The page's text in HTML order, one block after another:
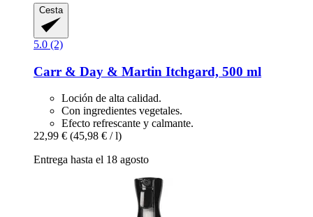
Cesta
5.0 (2)
Carr & Day & Martin Itchgard, 500 ml
Loción de alta calidad.
Con ingredientes vegetales.
Efecto refrescante y calmante.
22,99 € (45,98 € / l)
Entrega hasta el 18 agosto